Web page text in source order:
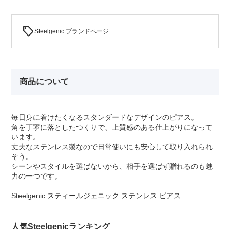
sellSteelgenic ブランドページ
商品について
毎日身に着けたくなるスタンダードなデザインのピアス。
角を丁寧に落としたつくりで、上質感のある仕上がりになって
います。
丈夫なステンレス製なので日常使いにも安心して取り入れられ
そう。
シーンやスタイルを選ばないから、相手を選ばず贈れるのも魅
力の一つです。
Steelgenic スティールジェニック ステンレス ピアス
人気Steelgenicランキング